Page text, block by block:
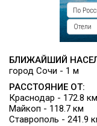
БЛИЖАЙШИЙ
город Сочи - 1 м
РАССТОЯНИЕ ОТ:
Краснодар - 172.8 км
Майкоп - 118.7 км
Ставрополь - 241.9